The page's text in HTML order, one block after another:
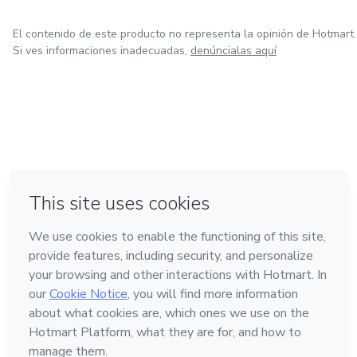
El contenido de este producto no representa la opinión de Hotmart.
Si ves informaciones inadecuadas, denúncialas aquí
Hecho con❤ en Belo Horizonte
Conoce Hotmart
Idioma
Español